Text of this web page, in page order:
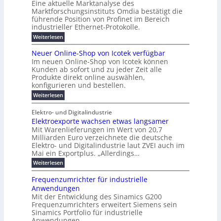
g
e
B
ü
r
o
k
r
a
i
e
s
u
n
g
e
n
t
e
i
s
t
n
n
E
t
h
e
r
a
t
P
l
u
g
F
e
s
t
n
t
e
r
e
s
K
a
b
e
l
m
a
n
a
e
m
e
n
t
r
2
0
%
i
m
e
r
t
e
n
H
a
l
b
j
a
h
r
2
0
2
6
s
w
r
d
n
e
u
r
W
a
g
o
-
C
E
O
W
i
n
k
e
l
s
t
c
k
e
r
ü
S
t
r
ö
m
e
b
i
s
5
A
Eine aktuelle Marktanalyse des
Marktforschungsinstituts Omdia bestätigt die
führende Position von Profinet im Bereich
industrieller Ethernet-Protokolle.
Weiterlesen:
P
r
o
i
n
e
t
f
ü
h
r
e
n
d
e
s
i
n
u
s
t
r
i
e
Neuer Online-Shop von Icotek verfügbar
Im neuen Online-Shop von Icotek können
Kunden ab sofort und zu jeder Zeit alle
Produkte direkt online auswählen,
konfigurieren und bestellen.
Weiterlesen:
N
u
e
r
O
n
l
i
n
e
-
S
h
o
p
v
o
Elektro- und Digitalindustrie
Elektroexporte wachsen etwas langsamer
Mit Warenlieferungen im Wert von 20,7
Milliarden Euro verzeichnete die deutsche
Elektro- und Digitalindustrie laut ZVEI auch im
Mai ein Exportplus. „Allerdings…
Weiterlesen:
E
e
k
t
r
o
e
Frequenzumrichter für industrielle
Anwendungen
Mit der Entwicklung des Sinamics G200
Frequenzumrichters erweitert Siemens sein
Sinamics Portfolio für industrielle